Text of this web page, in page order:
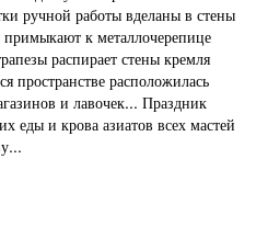
ручной работы вделаны в стены
примыкают к металлочерепице
распирает стены кремля
пространстве расположилась
и лавочек... Праздник
и крова азиатов всех мастей